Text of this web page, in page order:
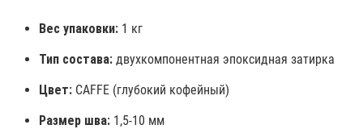
Вес упаковки: 1 кг
Тип состава: двухкомпонентная эпоксидная затирка
Цвет: CAFFE (глубокий кофейный)
Размер шва: 1,5-10 мм